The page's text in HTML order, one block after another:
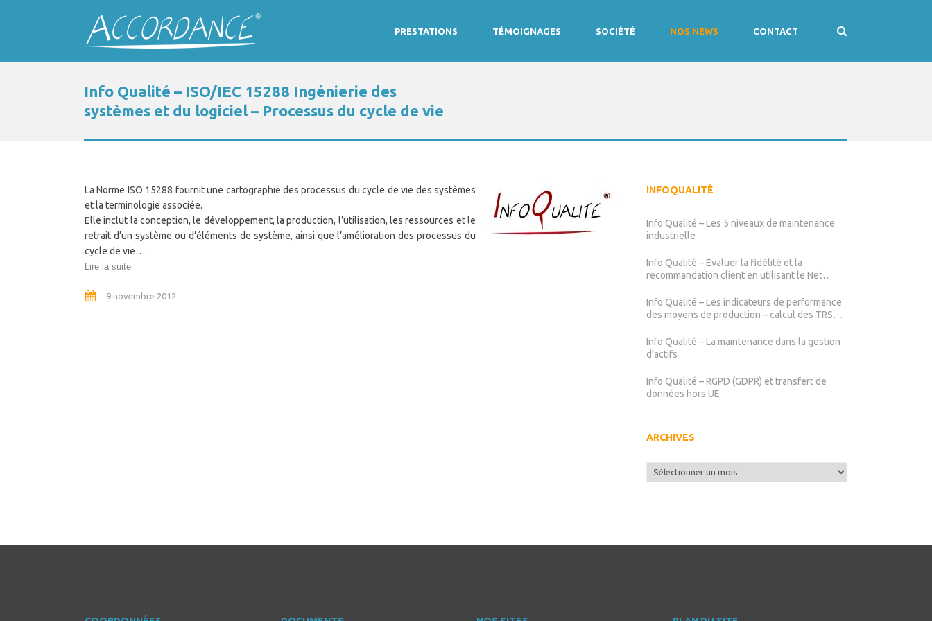
PRESTATIONS TÉMOIGNAGES SOCIÉTÉ NOS NEWS CONTACT
Info Qualité – ISO/IEC 15288 Ingénierie des
systèmes et du logiciel – Processus du cycle de vie
La Norme ISO 15288 fournit une cartographie des processus du cycle de vie des systèmes
et la terminologie associée.
Elle inclut la conception, le développement, la production, l’utilisation, les ressources et le
retrait d’un système ou d’éléments de système, ainsi que l’amélioration des processus du
cycle de vie…
Lire la suite
9 novembre 2012
INFOQUALITÉ
Info Qualité – Les 5 niveaux de maintenance
industrielle
Info Qualité – Evaluer la fidélité et la
recommandation client en utilisant le Net
Info Qualité – Les indicateurs de performance
des moyens de production – calcul des TRS
Info Qualité – La maintenance dans la gestion
d’actifs
Info Qualité – RGPD (GDPR) et transfert de
données hors UE
ARCHIVES
Archives